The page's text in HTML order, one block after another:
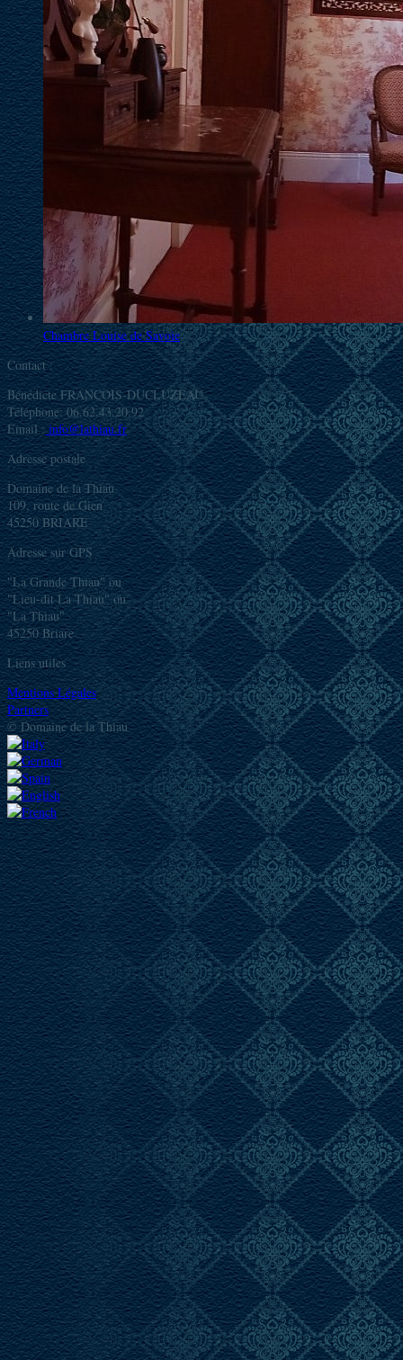
Chambre Louise de Savoie
Contact :
Bénédicte FRANCOIS-DUCLUZEAU
Téléphone: 06.62.43.20.92
Email :info@lathiau.fr
Adresse postale
Domaine de la Thiau
109, route de Gien
45250 BRIARE
Adresse sur GPS
"La Grande Thiau" ou
"Lieu-dit La Thiau" ou
"La Thiau"
45250 Briare
Liens utiles
Mentions Légales
Partners
© Domaine de la Thiau